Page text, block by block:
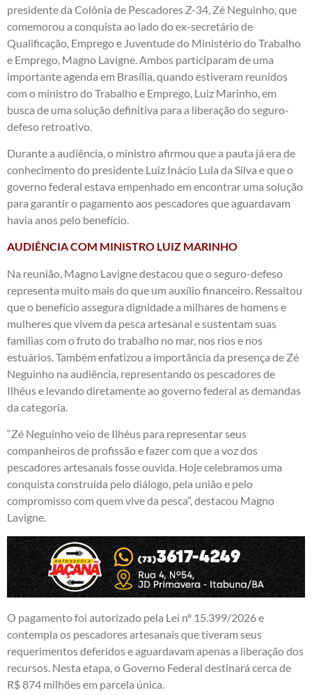
presidente da Colônia de Pescadores Z-34, Zé Neguinho, que
comemorou a conquista ao lado do ex-secretário de
Qualificação, Emprego e Juventude do Ministério do Trabalho
e Emprego, Magno Lavigne. Ambos participaram de uma
importante agenda em Brasília, quando estiveram reunidos
com o ministro do Trabalho e Emprego, Luiz Marinho, em
busca de uma solução definitiva para a liberação do seguro-
defeso retroativo.
Durante a audiência, o ministro afirmou que a pauta já era de
conhecimento do presidente Luiz Inácio Lula da Silva e que o
governo federal estava empenhado em encontrar uma solução
para garantir o pagamento aos pescadores que aguardavam
havia anos pelo benefício.
AUDIÊNCIA COM MINISTRO LUIZ MARINHO
Na reunião, Magno Lavigne destacou que o seguro-defeso
representa muito mais do que um auxílio financeiro. Ressaltou
que o benefício assegura dignidade a milhares de homens e
mulheres que vivem da pesca artesanal e sustentam suas
famílias com o fruto do trabalho no mar, nos rios e nos
estuários. Também enfatizou a importância da presença de Zé
Neguinho na audiência, representando os pescadores de
Ilhéus e levando diretamente ao governo federal as demandas
da categoria.
“Zé Neguinho veio de Ilhéus para representar seus
companheiros de profissão e fazer com que a voz dos
pescadores artesanais fosse ouvida. Hoje celebramos uma
conquista construída pelo diálogo, pela união e pelo
compromisso com quem vive da pesca”, destacou Magno
Lavigne.
O pagamento foi autorizado pela Lei nº 15.399/2026 e
contempla os pescadores artesanais que tiveram seus
requerimentos deferidos e aguardavam apenas a liberação dos
recursos. Nesta etapa, o Governo Federal destinará cerca de
R$ 874 milhões em parcela única.